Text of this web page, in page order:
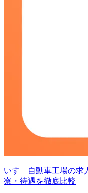
いすゞ自動車工場の求
寮・待遇を徹底比較